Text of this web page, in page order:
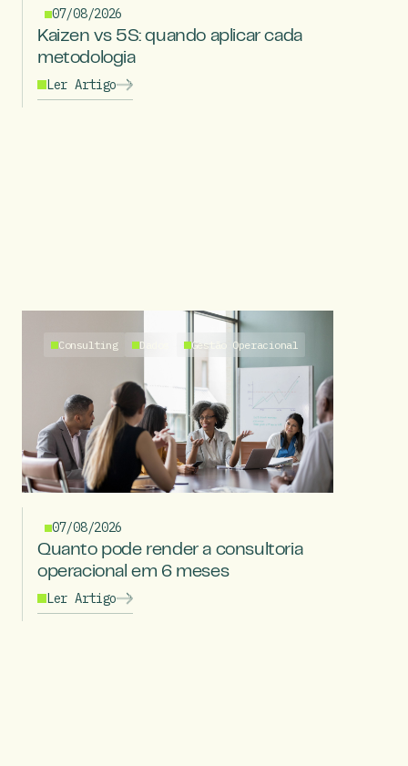
07/08/2026
Kaizen vs 5S: quando aplicar cada
metodologia
Ler Artigo
Consulting Dados Gestão Operacional
07/08/2026
Quanto pode render a consultoria
operacional em 6 meses
Ler Artigo